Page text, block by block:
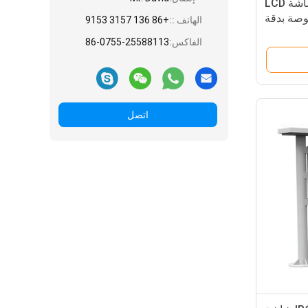
الهاتف ::+86 136 3157 9153
الفاكس:86-0755-25588113
اتصل
صندوق لافتات رقمية بشاشة LCD
ذكية مقاس 43 بوصة بدقة
مربع